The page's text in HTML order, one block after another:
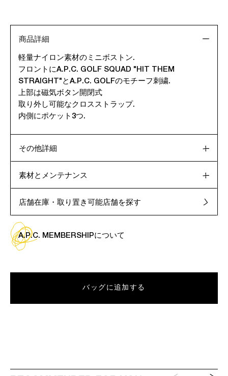
商品詳細
軽量ナイロン素材のミニボストン.
フロントにA.P.C. GOLF SQUAD "HIT THEM
STRAIGHT"とA.P.C. GOLFのモチーフ刺繍.
上部は磁気ボタン開閉式
取り外し可能なクロスストラップ.
内側にポケット3つ.
その他詳細
素材とメンテナンス
店舗在庫・取り置き可能店舗を探す
A.P.C. MEMBERSHIPについて
バッグに追加する